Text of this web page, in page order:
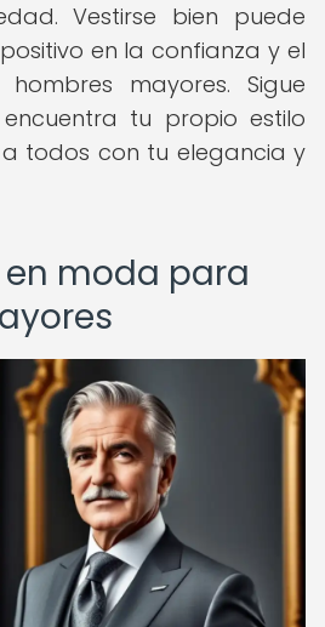
Vestirse bien puede
en la confianza y el
mayores. Sigue
tu propio estilo
todos con tu elegancia y
moda para